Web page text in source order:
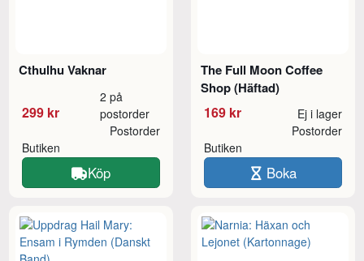
Cthulhu Vaknar
299 kr
2 på
postorder
Butiken
Postorder
Köp
The Full Moon Coffee
Shop (Häftad)
169 kr Ej i lager
Butiken
Postorder
Boka